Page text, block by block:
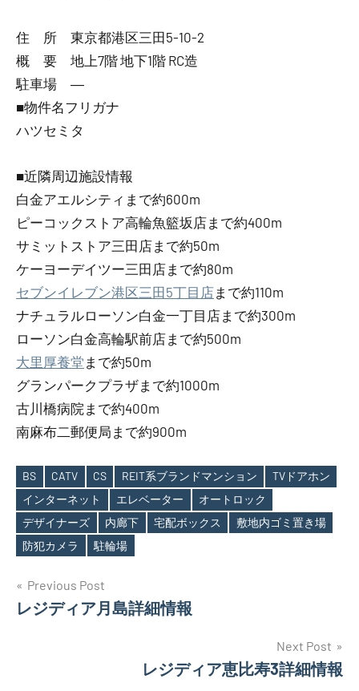
住 所 東京都港区三田5-10-2
概 要 地上7階 地下1階 RC造
駐車場 ―
■物件名フリガナ
ハツセミタ
■近隣周辺施設情報
白金アエルシティまで約600m
ピーコックストア高輪魚籃坂店まで約400m
サミットストア三田店まで約50m
ケーヨーデイツー三田店まで約80m
セブンイレブン港区三田5丁目店まで約110m
ナチュラルローソン白金一丁目店まで約300m
ローソン白金高輪駅前店まで約500m
大里厚養堂 まで約50m
グランパークプラザまで約1000m
古川橋病院まで約400m
南麻布二郵便局まで約900m
Tags
BS CATV CS REIT系ブランドマンション
TVドアホン
インターネット
エレベーター
オートロック
デザイナーズ
内廊下 宅配ボックス
敷地内ゴミ置き場
防犯カメラ
駐輪場
投
稿
Previous Post
レジディア月島詳細情報
Next Post
レジディア恵比寿3詳細情報